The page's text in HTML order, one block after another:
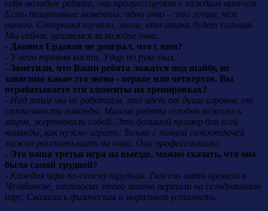
себя молодые ребята, они прогрессируют с каждым матчем.
Есть позитивные моменты: одно очко – это лучше, чем
ничего. Соперника изучали, знали, что атака будет сильная.
Мы сейчас цепляемся за каждое очко.
- Даниил Ердаков не доиграл, что с ним?
- У него травма кисти. Удар по руке был.
- Заметили, что Ваши ребята ложатся под шайбу, не
зависимо какое это звено - первое или четвертое, Вы
отрабатываете эти элементы на тренировках?
- Над этим мы не работаем, это идет от души игроков, от
сплоченности команды. Многие ребята сегодня ложились
лицом, жертвовали собой. Это большой пример для всей
команды, как нужно играть. Только с полной самоотдачей
можно рассчитывать на очки. Они профессионалы.
- Это ваша третья игра на выезде, можно сказать, что она
была самой трудной?
- Каждая игра по-своему трудная. Тяжело матч провели в
Челябинске, отголоски этого матча перешли на сегодняшнюю
игру. Сказались физическая и моральная усталость.